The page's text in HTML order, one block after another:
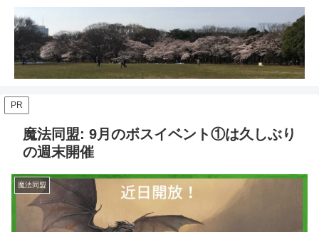
PR
魔法同盟: 9月のボスイベント①は久しぶり
の週末開催
魔法同盟